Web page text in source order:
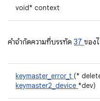
void* context
คําจํากัดความที่บรรทัด 37 ของ
keymaster_error_t (*
keymaster2_device *dev)